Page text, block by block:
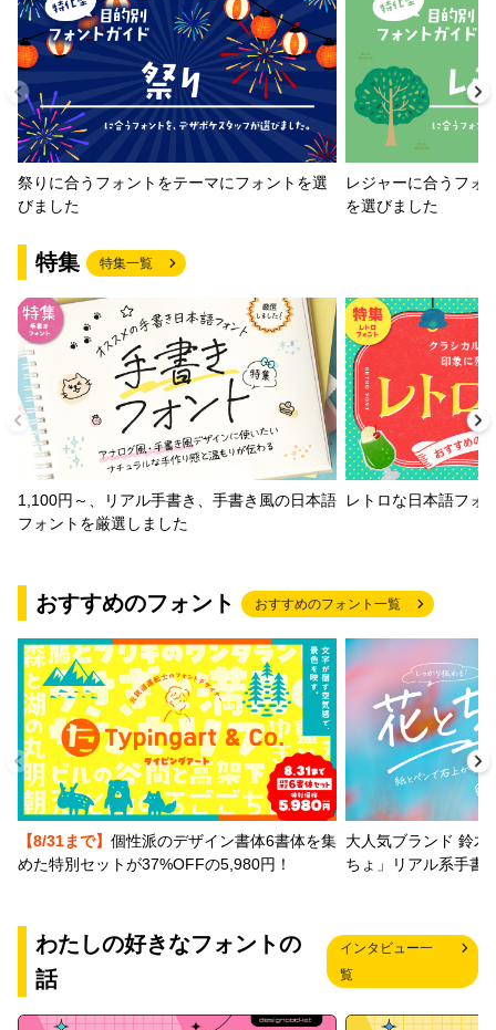
祭りに合うフォントをテーマにフォントを選
びました
レジャーに合うフォ
を選びました
特集 特集一覧
1,100円～、リアル手書き、手書き風の日本語
フォントを厳選しました
レトロな日本語フォ
おすすめのフォント おすすめのフォント一覧
【8/31まで】 個性派のデザイン書体6書体を集
めた特別セットが37%OFFの5,980円！
大人気ブランド 鈴木
ちょ」リアル系手書
わたしの好きなフォントの
話
インタビュー一
覧